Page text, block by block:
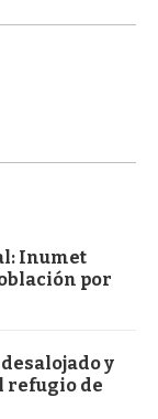
Inumet
por
y
refugio de